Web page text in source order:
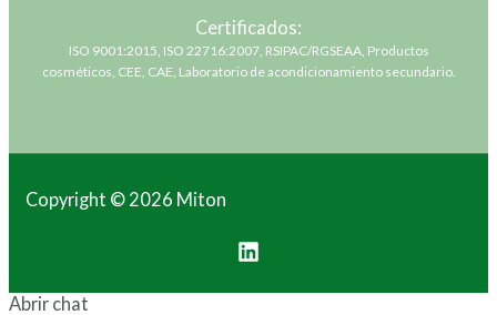
Certificados:
ISO 9001:2015, ISO 22716:2007, RSIPAC/RGSEAA, Productos
cosméticos, CEE, CAE, Laboratorio de acondicionamiento secundario.
Copyright © 2026 Miton
Abrir chat